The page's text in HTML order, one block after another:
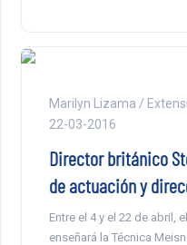
Marilyn Lizama /
22-03-2016
Director británico
de actuación y
Entre el 4 y el 22 de abril,
enseñará la Técnica